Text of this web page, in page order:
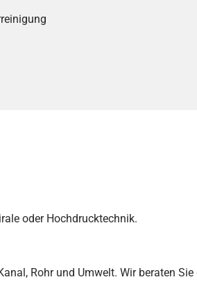
oder Hochdrucktechnik.
Rohr und Umwelt. Wir beraten Sie